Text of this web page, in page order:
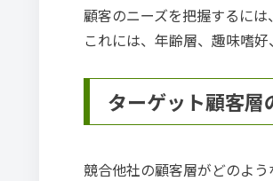
顧客のニーズを把握するに
これには、年齢層、趣味嗜
ターゲット顧客層
競合他社の顧客層がどのよ